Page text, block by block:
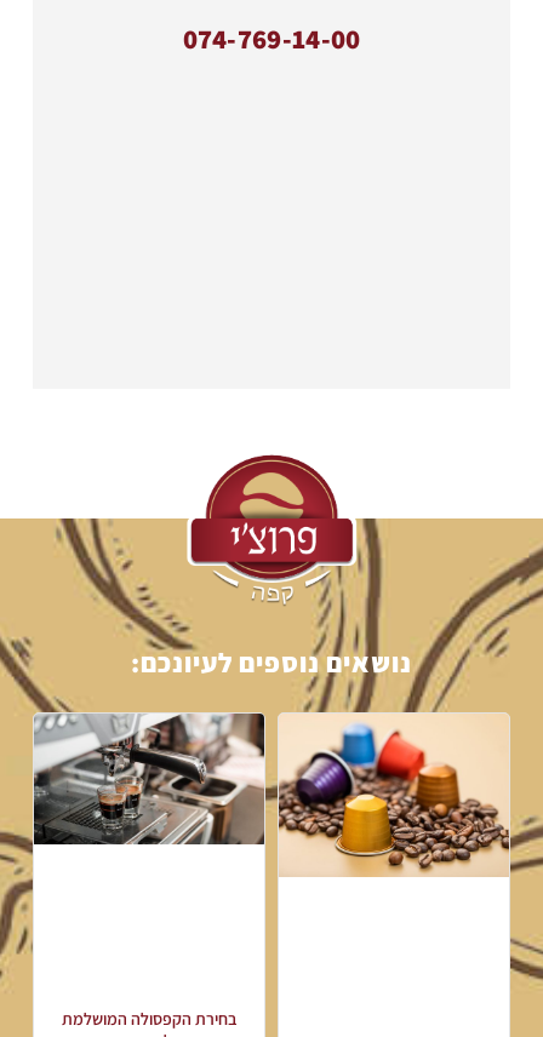
074-769-14-00
נושאים נוספים לעיונכם:
בחירת הקפסולה המושלמת